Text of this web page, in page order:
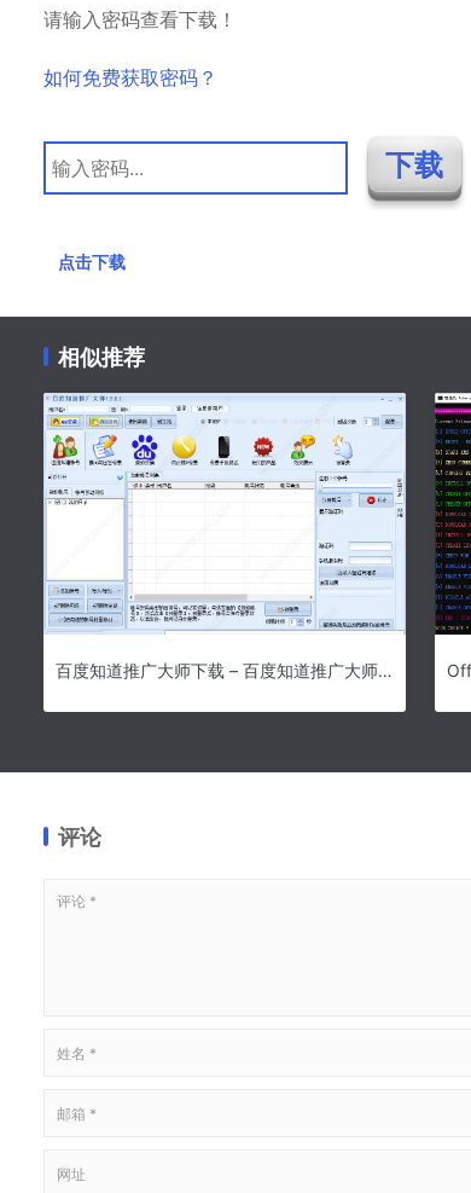
请输入密码查看下载！
如何免费获取密码？
点击下载
相似推荐
百度知道推广大师下载 – 百度知道推广大师 2.1.1.1 官方免费版
评论